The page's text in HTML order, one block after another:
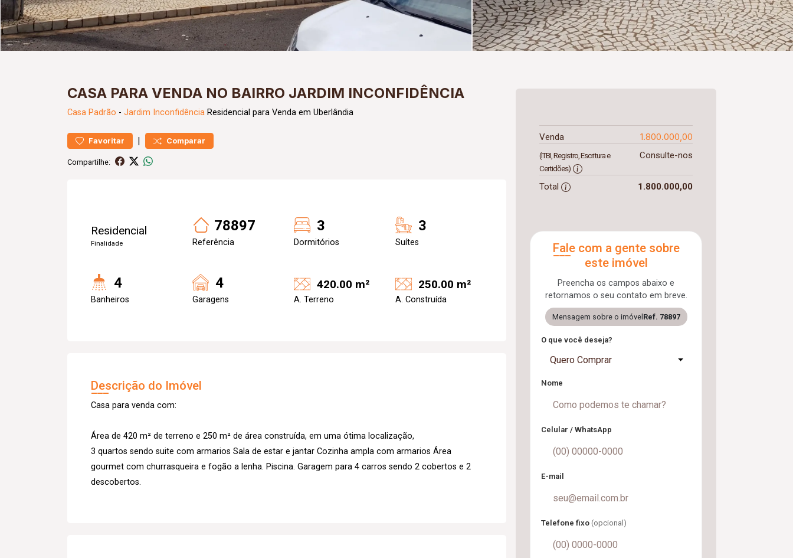
CASA PARA VENDA NO BAIRRO JARDIM INCONFIDÊNCIA
Casa Padrão - Jardim Inconfidência Residencial para Venda em Uberlândia
Favoritar | Comparar
Compartilhe:
Residencial
Finalidade
78897
Referência
3
Dormitórios
3
Suítes
4
Banheiros
4
Garagens
420.00 m²
A. Terreno
250.00 m²
A. Construída
Descrição do Imóvel
Casa para venda com:
Área de 420 m² de terreno e 250 m² de área construída, em uma ótima localização,
3 quartos sendo suite com armarios Sala de estar e jantar Cozinha ampla com armarios Área
gourmet com churrasqueira e fogão a lenha. Piscina. Garagem para 4 carros sendo 2 cobertos e 2
descobertos.
Venda 1.800.000,00
(ITBI, Registro, Escritura e
Certidões)
Consulte-nos
Total 1.800.000,00
Fale com a gente sobre
este imóvel
Preencha os campos abaixo e
retornamos o seu contato em breve.
Mensagem sobre o imóvel Ref. 78897
O que você deseja?
Quero Comprar
Nome
Celular / WhatsApp
E-mail
Telefone fixo (opcional)